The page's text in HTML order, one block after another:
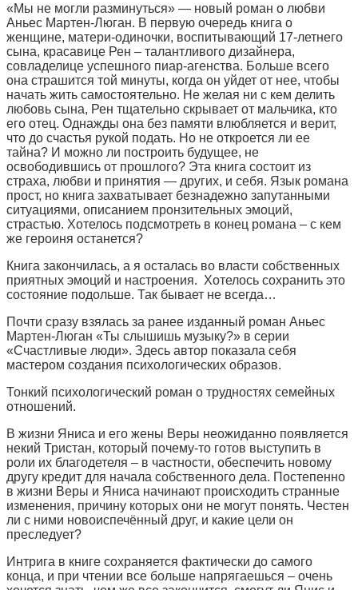
«Мы не могли разминуться» — новый роман о любви
Аньес Мартен-Люган. В первую очередь книга о
женщине, матери-одиночки, воспитывающий 17-летнего
сына, красавице Рен – талантливого дизайнера,
совладелице успешного пиар-агенства. Больше всего
она страшится той минуты, когда он уйдет от нее, чтобы
начать жить самостоятельно. Не желая ни с кем делить
любовь сына, Рен тщательно скрывает от мальчика, кто
его отец. Однажды она без памяти влюбляется и верит,
что до счастья рукой подать. Но не откроется ли ее
тайна? И можно ли построить будущее, не
освободившись от прошлого? Эта книга состоит из
страха, любви и принятия — других, и себя. Язык романа
прост, но книга захватывает безнадежно запутанными
ситуациями, описанием пронзительных эмоций,
страстью. Хотелось подсмотреть в конец романа – с кем
же героиня останется?
Книга закончилась, а я осталась во власти собственных
приятных эмоций и настроения. Хотелось сохранить это
состояние подольше. Так бывает не всегда…
Почти сразу взялась за ранее изданный роман Аньес
Мартен-Люган «Ты слышишь музыку?» в серии
«Счастливые люди». Здесь автор показала себя
мастером создания психологических образов.
Тонкий психологический роман о трудностях семейных
отношений.
В жизни Яниса и его жены Веры неожиданно появляется
некий Тристан, который почему-то готов выступить в
роли их благодетеля – в частности, обеспечить новому
другу кредит для начала собственного дела. Постепенно
в жизни Веры и Яниса начинают происходить странные
изменения, причину которых они не могут понять. Честен
ли с ними новоиспечённый друг, и какие цели он
преследует?
Интрига в книге сохраняется фактически до самого
конца, и при чтении все больше напрягаешься – очень